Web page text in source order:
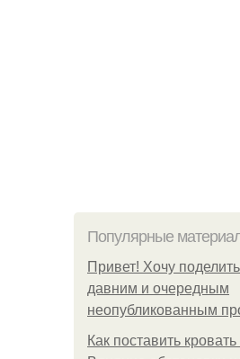
Популярные
Привет! Хочу
давним и очередным
неопубликованным
Как поставить